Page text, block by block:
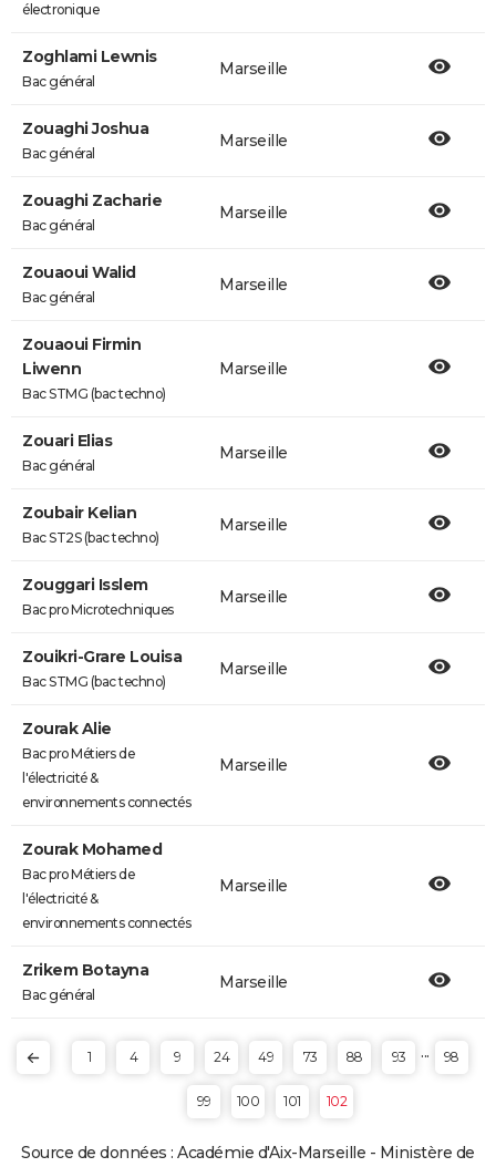
électronique
Zoghlami Lewnis
Bac général
Marseille
Zouaghi Joshua
Bac général
Marseille
Zouaghi Zacharie
Bac général
Marseille
Zouaoui Walid
Bac général
Marseille
Zouaoui Firmin
Liwenn
Bac STMG (bac techno)
Marseille
Zouari Elias
Bac général
Marseille
Zoubair Kelian
Bac ST2S (bac techno)
Marseille
Zouggari Isslem
Bac pro Microtechniques
Marseille
Zouikri-Grare Louisa
Bac STMG (bac techno)
Marseille
Zourak Alie
Bac pro Métiers de
l'électricité &
environnements connectés
Marseille
Zourak Mohamed
Bac pro Métiers de
l'électricité &
environnements connectés
Marseille
Zrikem Botayna
Bac général
Marseille
1 4 9 24 49 73 88 93 ... 98
99 100 101 102
Source de données : Académie d'Aix-Marseille - Ministère de